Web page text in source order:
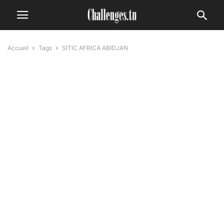
Accueil Tags SITIC AFRICA ABIDJAN